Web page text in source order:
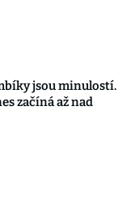
jsou minulostí.
začíná až nad